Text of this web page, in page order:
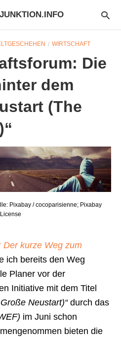
WIRTSCHAFT
Die
dem
(The
Pixabay / cocoparisienne; Pixabay
License
Der kurze Weg zum
ich bereits den Weg
Planer vor der
Initiative mit dem Titel
Neustart)“durch das
im Juni schon
bieten die